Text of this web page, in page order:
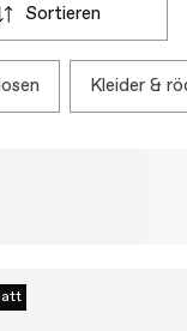
sortieren
hosen kleider &